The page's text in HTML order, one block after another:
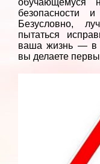
обучающемуся
безопасности
Безусловно,
пытаться
ваша жизнь — в
вы делаете